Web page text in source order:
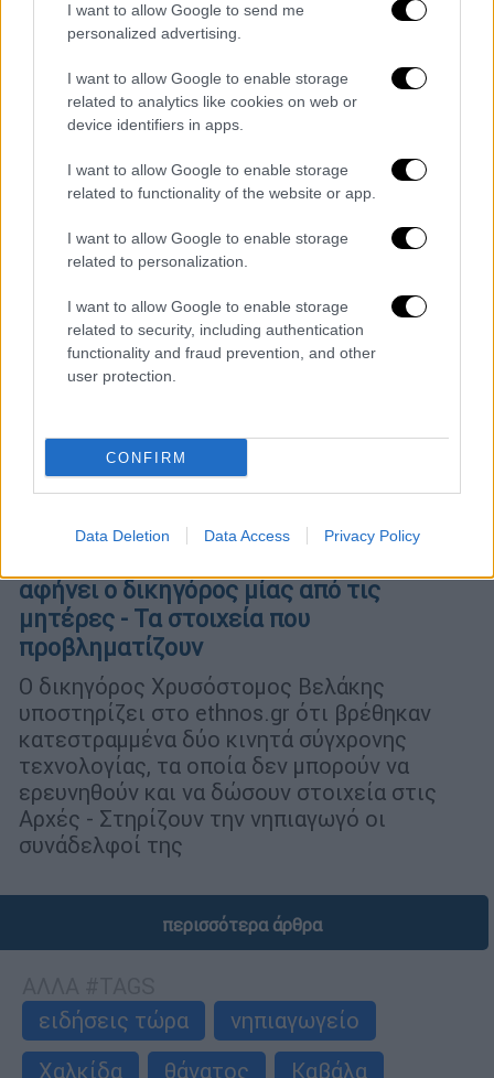
I want to allow Google to send me
personalized advertising.
I want to allow Google to enable storage
related to analytics like cookies on web or
device identifiers in apps.
I want to allow Google to enable storage
related to functionality of the website or app.
I want to allow Google to enable storage
related to personalization.
I want to allow Google to enable storage
related to security, including authentication
functionality and fraud prevention, and other
user protection.
CONFIRM
Data Deletion Data Access Privacy Policy
εγκατέλειψε προς στιγμήν το σημείο της
παράσυρσης, αλλά στη συνέχεια επέστρεψε,
οπότε συνελήφθη στο πλαίσιο του
αυτοφώρου
Νηπιαγωγός στην Καβάλα: Υπόνοιες για
αφήνει ο δικηγόρος μίας από τις
μητέρες - Τα στοιχεία που
προβληματίζουν
Ο δικηγόρος Χρυσόστομος Βελάκης
υποστηρίζει στο ethnos.gr ότι βρέθηκαν
κατεστραμμένα δύο κινητά σύγχρονης
τεχνολογίας, τα οποία δεν μπορούν να
ερευνηθούν και να δώσουν στοιχεία στις
Αρχές - Στηρίζουν την νηπιαγωγό οι
συνάδελφοί της
περισσότερα άρθρα
ειδήσεις τώρα
νηπιαγωγείο
Χαλκίδα
θάνατος Καβάλα